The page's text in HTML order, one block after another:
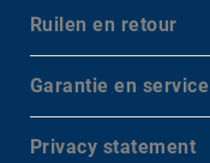
Ruilen en retour
Garantie en service
Privacy statement